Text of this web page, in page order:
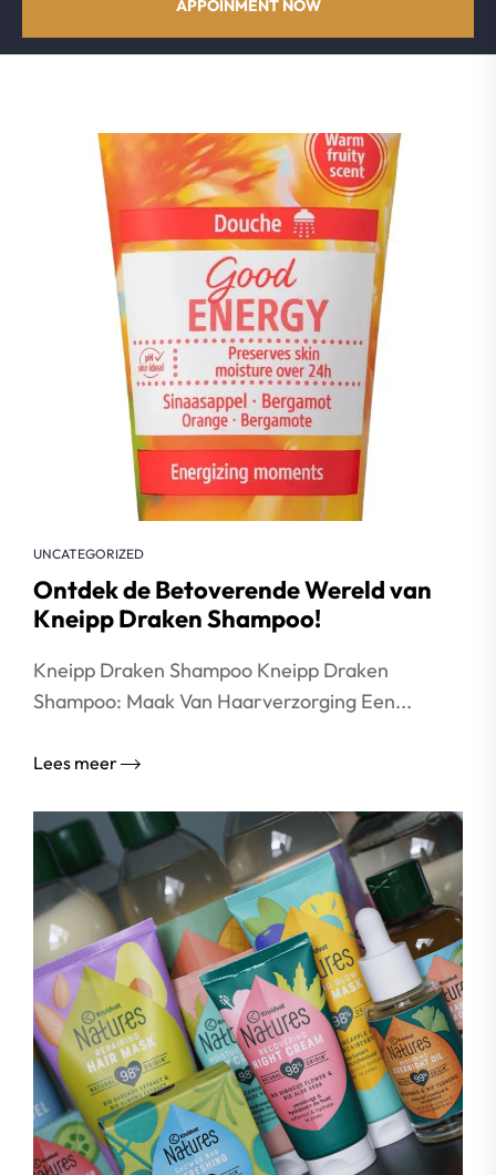
APPOINMENT NOW
UNCATEGORIZED
Ontdek de Betoverende Wereld van
Kneipp Draken Shampoo!
Kneipp Draken Shampoo Kneipp Draken
Shampoo: Maak Van Haarverzorging Een...
Lees meer